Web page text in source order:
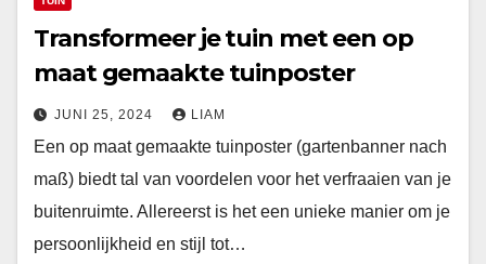
Transformeer je tuin met een op
maat gemaakte tuinposter
JUNI 25, 2024 LIAM
Een op maat gemaakte tuinposter (gartenbanner nach
maß) biedt tal van voordelen voor het verfraaien van je
buitenruimte. Allereerst is het een unieke manier om je
persoonlijkheid en stijl tot…